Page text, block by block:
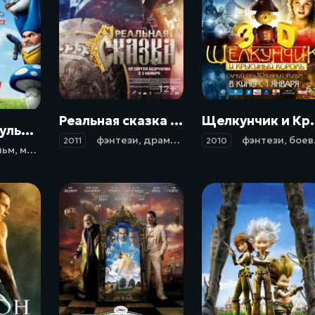
0+
Гномео и Джульетта / Gnomeo & Juliet (2011)
, мюзикл ,фэнтези мелодрама комедия,приключения
12+
Реальная сказка (2011)
2011 фэнтези, драма , комедия, семейный
Щелкунчик
2010 фэнтези, боевик